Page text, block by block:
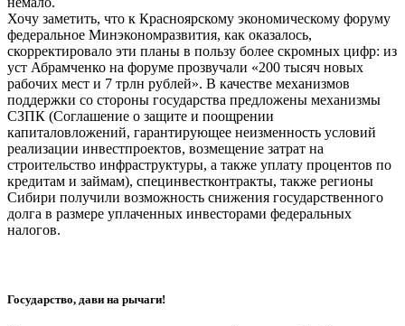
Хочу заметить, что к Красноярскому экономическому форуму
федеральное Минэкономразвития, как оказалось,
скорректировало эти планы в пользу более скромных цифр: из
уст Абрамченко на форуме прозвучали «200 тысяч новых
рабочих мест и 7 трлн рублей». В качестве механизмов
поддержки со стороны государства предложены механизмы
СЗПК (Соглашение о защите и поощрении
капиталовложений, гарантирующее неизменность условий
реализации инвестпроектов, возмещение затрат на
строительство инфраструктуры, а также уплату процентов по
кредитам и займам), специнвестконтракты, также регионы
Сибири получили возможность снижения государственного
долга в размере уплаченных инвесторами федеральных
налогов.
Государство, дави на рычаги!